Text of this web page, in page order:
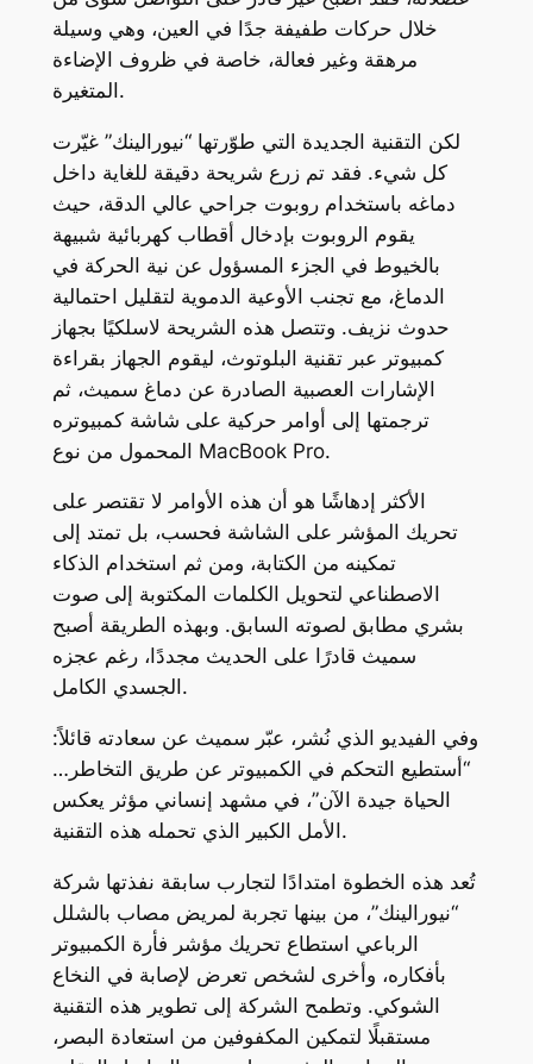
خلال حركات طفيفة جدًا في العين، وهي وسيلة
مرهقة وغير فعالة، خاصة في ظروف الإضاءة
المتغيرة.
لكن التقنية الجديدة التي طوّرتها “نيورالينك” غيّرت
كل شيء. فقد تم زرع شريحة دقيقة للغاية داخل
دماغه باستخدام روبوت جراحي عالي الدقة، حيث
يقوم الروبوت بإدخال أقطاب كهربائية شبيهة
بالخيوط في الجزء المسؤول عن نية الحركة في
الدماغ، مع تجنب الأوعية الدموية لتقليل احتمالية
حدوث نزيف. وتتصل هذه الشريحة لاسلكيًا بجهاز
كمبيوتر عبر تقنية البلوتوث، ليقوم الجهاز بقراءة
الإشارات العصبية الصادرة عن دماغ سميث، ثم
ترجمتها إلى أوامر حركية على شاشة كمبيوتره
المحمول من نوع MacBook Pro.
الأكثر إدهاشًا هو أن هذه الأوامر لا تقتصر على
تحريك المؤشر على الشاشة فحسب، بل تمتد إلى
تمكينه من الكتابة، ومن ثم استخدام الذكاء
الاصطناعي لتحويل الكلمات المكتوبة إلى صوت
بشري مطابق لصوته السابق. وبهذه الطريقة أصبح
سميث قادرًا على الحديث مجددًا، رغم عجزه
الجسدي الكامل.
وفي الفيديو الذي نُشر، عبّر سميث عن سعادته قائلاً:
“أستطيع التحكم في الكمبيوتر عن طريق التخاطر…
الحياة جيدة الآن”، في مشهد إنساني مؤثر يعكس
الأمل الكبير الذي تحمله هذه التقنية.
تُعد هذه الخطوة امتدادًا لتجارب سابقة نفذتها شركة
“نيورالينك”، من بينها تجربة لمريض مصاب بالشلل
الرباعي استطاع تحريك مؤشر فأرة الكمبيوتر
بأفكاره، وأخرى لشخص تعرض لإصابة في النخاع
الشوكي. وتطمح الشركة إلى تطوير هذه التقنية
مستقبلًا لتمكين المكفوفين من استعادة البصر،